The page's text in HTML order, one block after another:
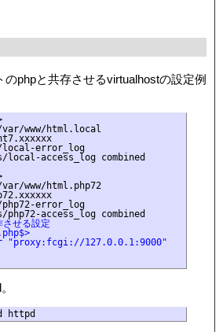
のphpと共存させるvirtualhostの設定例
www/html.local
error_log
local-access_log combined
www/html.php72
error_log
せる設定
"proxy:fcgi://127.0.0.1:9000"
httpd